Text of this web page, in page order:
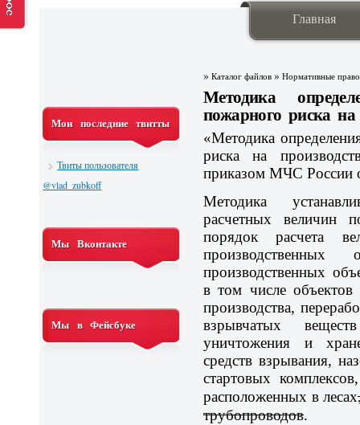
Главная
»Каталог файлов »Нормативные
Методика
пожарного риска на
«Методика
риска на
приказом МЧС России
Методика
расчетных величин
порядок расчета
производственных
в том числе объектов
производства,
взрывчатых
уничтожения и
средств взрывания,
стартовых
расположенных в лесах
трубопроводов.
Мои последние твитты
Твиты пользователя
@vlad_zubkoff
Мы Вконтакте
Мы в Фейсбуке